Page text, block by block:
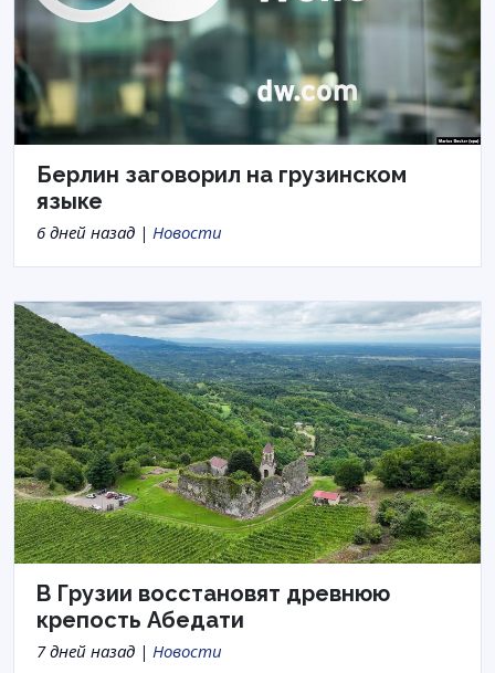
Берлин заговорил на грузинском
языке
6 дней назад | Новости
В Грузии восстановят древнюю
крепость Абедати
7 дней назад | Новости